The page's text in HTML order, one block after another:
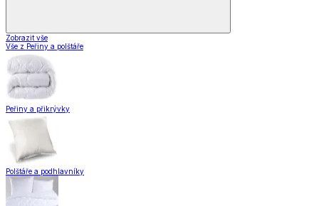
Zobrazit vše
Vše z Peřiny a polštáře
Peřiny a přikrývky
Polštáře a podhlavníky